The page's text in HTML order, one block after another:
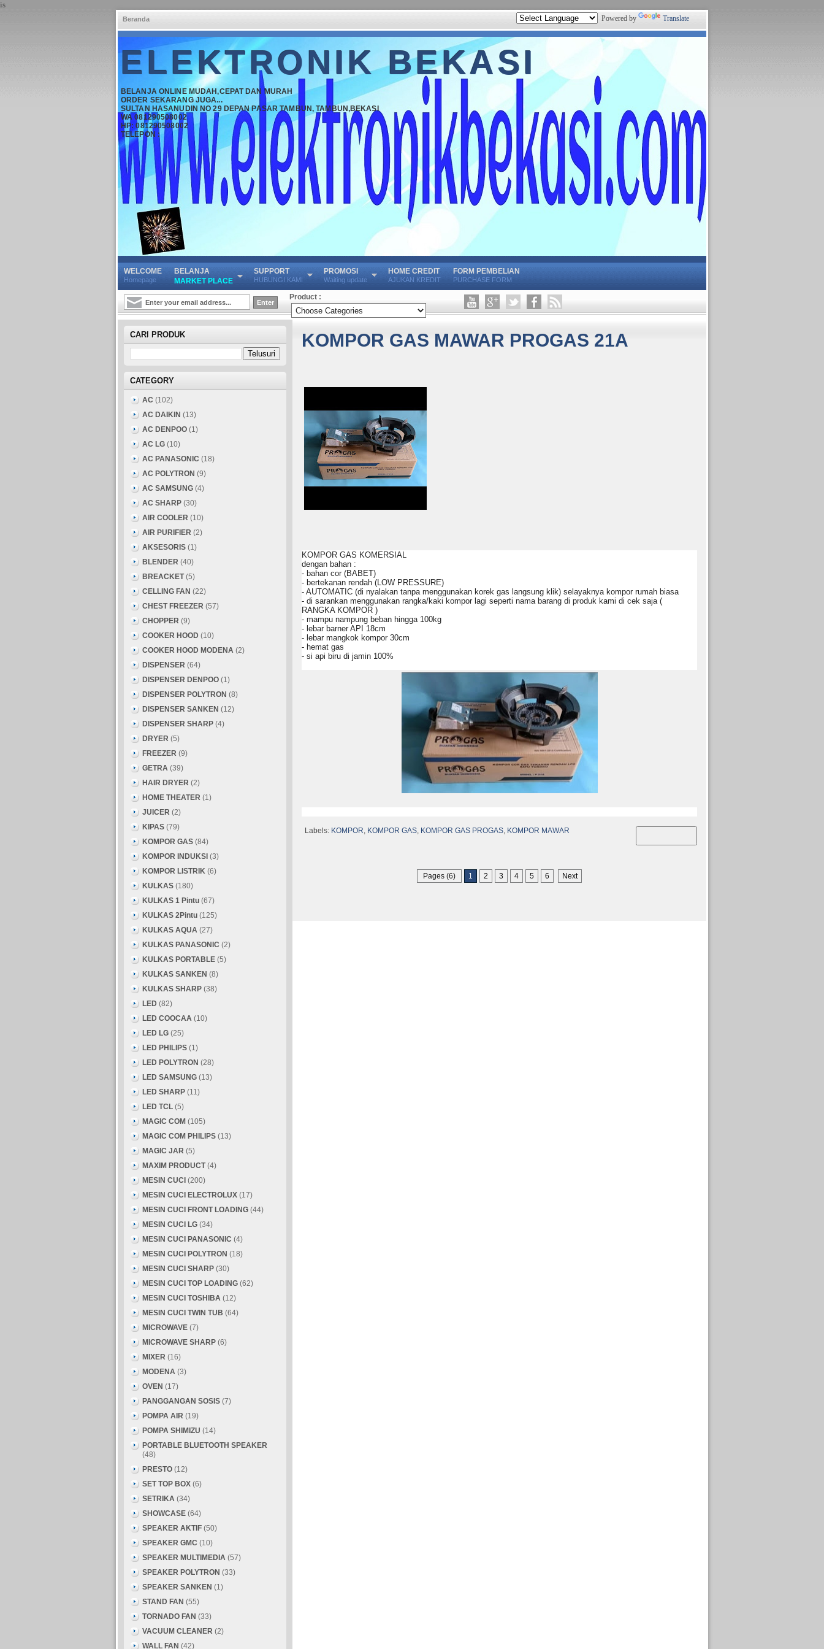
is
Beranda Powered by Translate
ELEKTRONIK BEKASI
BELANJA ONLINE MUDAH,CEPAT DAN MURAH
ORDER SEKARANG JUGA...
SULTAN HASANUDIN NO 29 DEPAN PASAR TAMBUN, TAMBUN,BEKASI
WA 081290508002
HP: 081290508002
TELEPON :
WELCOME
Homepage
BELANJA
MARKET PLACE
SUPPORT
HUBUNGI KAMI
PROMOSI
Waiting update
HOME CREDIT
AJUKAN KREDIT
FORM PEMBELIAN
PURCHASE FORM
Product :
KOMPOR GAS MAWAR PROGAS 21A
KOMPOR GAS KOMERSIAL
dengan bahan :
- bahan cor (BABET)
- bertekanan rendah (LOW PRESSURE)
- AUTOMATIC (di nyalakan tanpa menggunakan korek gas langsung klik) selayaknya kompor rumah biasa
- di sarankan menggunakan rangka/kaki kompor lagi seperti nama barang di produk kami di cek saja (
RANGKA KOMPOR )
- mampu nampung beban hingga 100kg
- lebar barner API 18cm
- lebar mangkok kompor 30cm
- hemat gas
- si api biru di jamin 100%
Labels: KOMPOR KOMPOR GAS KOMPOR GAS PROGAS KOMPOR MAWAR
Pages (6) 1 2 3 4 5 6 Next
CARI PRODUK
CATEGORY
AC (102)
AC DAIKIN (13)
AC DENPOO (1)
AC LG (10)
AC PANASONIC (18)
AC POLYTRON (9)
AC SAMSUNG (4)
AC SHARP (30)
AIR COOLER (10)
AIR PURIFIER (2)
AKSESORIS (1)
BLENDER (40)
BREACKET (5)
CELLING FAN (22)
CHEST FREEZER (57)
CHOPPER (9)
COOKER HOOD (10)
COOKER HOOD MODENA (2)
DISPENSER (64)
DISPENSER DENPOO (1)
DISPENSER POLYTRON (8)
DISPENSER SANKEN (12)
DISPENSER SHARP (4)
DRYER (5)
FREEZER (9)
GETRA (39)
HAIR DRYER (2)
HOME THEATER (1)
JUICER (2)
KIPAS (79)
KOMPOR GAS (84)
KOMPOR INDUKSI (3)
KOMPOR LISTRIK (6)
KULKAS (180)
KULKAS 1 Pintu (67)
KULKAS 2Pintu (125)
KULKAS AQUA (27)
KULKAS PANASONIC (2)
KULKAS PORTABLE (5)
KULKAS SANKEN (8)
KULKAS SHARP (38)
LED (82)
LED COOCAA (10)
LED LG (25)
LED PHILIPS (1)
LED POLYTRON (28)
LED SAMSUNG (13)
LED SHARP (11)
LED TCL (5)
MAGIC COM (105)
MAGIC COM PHILIPS (13)
MAGIC JAR (5)
MAXIM PRODUCT (4)
MESIN CUCI (200)
MESIN CUCI ELECTROLUX (17)
MESIN CUCI FRONT LOADING (44)
MESIN CUCI LG (34)
MESIN CUCI PANASONIC (4)
MESIN CUCI POLYTRON (18)
MESIN CUCI SHARP (30)
MESIN CUCI TOP LOADING (62)
MESIN CUCI TOSHIBA (12)
MESIN CUCI TWIN TUB (64)
MICROWAVE (7)
MICROWAVE SHARP (6)
MIXER (16)
MODENA (3)
OVEN (17)
PANGGANGAN SOSIS (7)
POMPA AIR (19)
POMPA SHIMIZU (14)
PORTABLE BLUETOOTH SPEAKER
(48)
PRESTO (12)
SET TOP BOX (6)
SETRIKA (34)
SHOWCASE (64)
SPEAKER AKTIF (50)
SPEAKER GMC (10)
SPEAKER MULTIMEDIA (57)
SPEAKER POLYTRON (33)
SPEAKER SANKEN (1)
STAND FAN (55)
TORNADO FAN (33)
VACUUM CLEANER (2)
WALL FAN (42)